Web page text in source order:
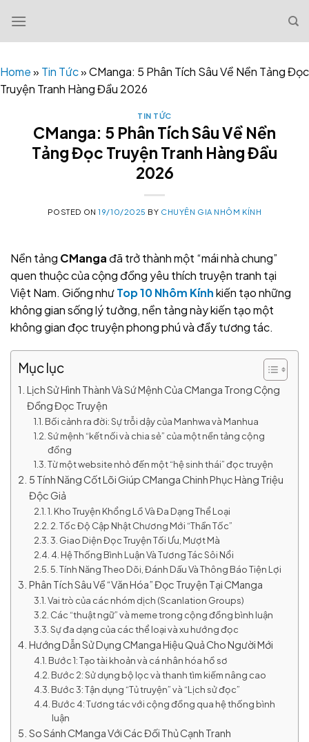
content
Home» Tin Tức»CManga: 5 Phân Tích Sâu Về Nền Tảng Đọc
Truyện Tranh Hàng Đầu 2026
TIN TỨC
CManga: 5 Phân Tích Sâu Về Nền
Tảng Đọc Truyện Tranh Hàng Đầu
2026
POSTED ON19/10/2025 BY CHUYÊN GIA NHÔM KÍNH
Nền tảng CManga đã trở thành một “mái nhà chung”
quen thuộc của cộng đồng yêu thích truyện tranh tại
Việt Nam. Giống nhưTop 10 Nhôm Kínhkiến tạo những
không gian sống lý tưởng, nền tảng này kiến tạo một
không gian đọc truyện phong phú và đầy tương tác.
Mục lục
Lịch Sử Hình Thành Và Sứ Mệnh Của CManga Trong Cộng
Đồng Đọc Truyện
Bối cảnh ra đời: Sự trỗi dậy của Manhwa và Manhua
Sứ mệnh “kết nối và chia sẻ” của một nền tảng cộng
đồng
Từ một website nhỏ đến một “hệ sinh thái” đọc truyện
5 Tính Năng Cốt Lõi Giúp CManga Chinh Phục Hàng Triệu
Độc Giả
1. Kho Truyện Khổng Lồ Và Đa Dạng Thể Loại
2. Tốc Độ Cập Nhật Chương Mới “Thần Tốc”
3. Giao Diện Đọc Truyện Tối Ưu, Mượt Mà
4. Hệ Thống Bình Luận Và Tương Tác Sôi Nổi
5. Tính Năng Theo Dõi, Đánh Dấu Và Thông Báo Tiện Lợi
Phân Tích Sâu Về “Văn Hóa” Đọc Truyện Tại CManga
Vai trò của các nhóm dịch (Scanlation Groups)
Các “thuật ngữ” và meme trong cộng đồng bình luận
Sự đa dạng của các thể loại và xu hướng đọc
Hướng Dẫn Sử Dụng CManga Hiệu Quả Cho Người Mới
Bước 1: Tạo tài khoản và cá nhân hóa hồ sơ
Bước 2: Sử dụng bộ lọc và thanh tìm kiếm nâng cao
Bước 3: Tận dụng “Tủ truyện” và “Lịch sử đọc”
Bước 4: Tương tác với cộng đồng qua hệ thống bình
luận
So Sánh CManga Với Các Đối Thủ Cạnh Tranh